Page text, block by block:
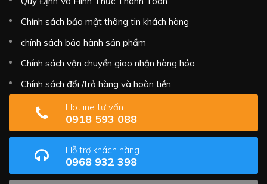
Chính sách bảo mật thông tin khách hàng
chính sách bảo hành sản phẩm
Chính sách vận chuyển giao nhận hàng hóa
Chính sách đổi /trả hàng và hoàn tiền
Hotline tư vấn
0918 593 088
Hỗ trợ khách hàng
0968 932 398